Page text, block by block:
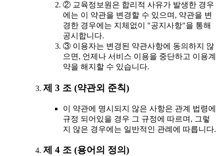
② 교육정보원은 합리적 사유가 발생한 경우
에는 이 약관을 변경할 수 있으며, 약관을 변
경한 경우에는 지체없이 "공지사항"을 통해
공시합니다.
③ 이용자는 변경된 약관사항에 동의하지 않
으면, 언제나 서비스 이용을 중단하고 이용계
약을 해지할 수 있습니다.
제 3 조 (약관외 준칙)
이 약관에 명시되지 않은 사항은 관계 법령에
규정 되어있을 경우 그 규정에 따르며, 그렇
지 않은 경우에는 일반적인 관례에 따릅니다.
제 4 조 (용어의 정의)